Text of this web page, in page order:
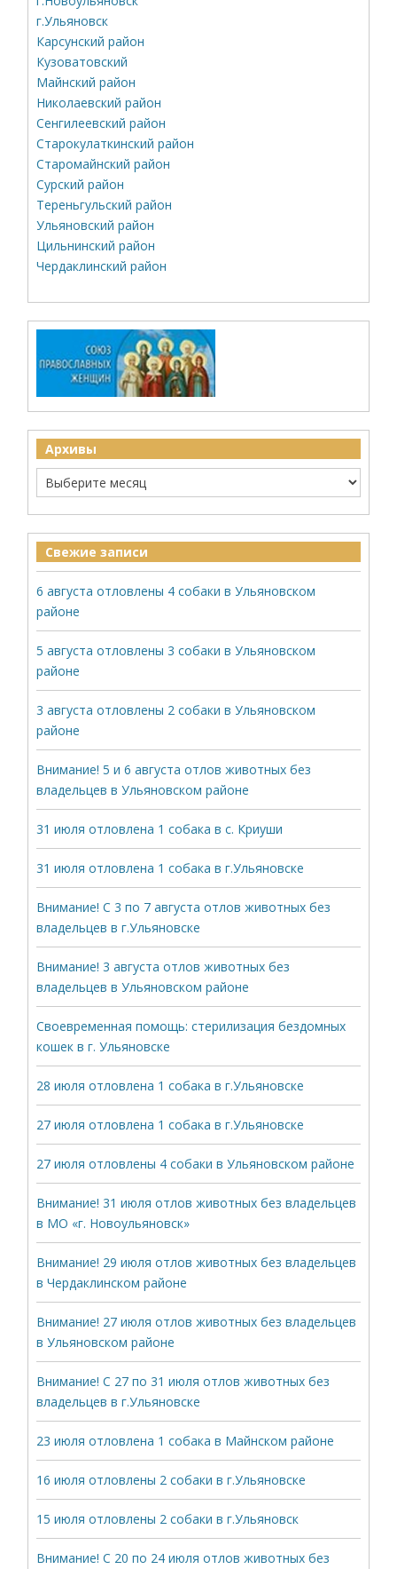
г.Ульяновск
Карсунский район
Кузоватовский
Майнский район
Николаевский район
Сенгилеевский район
Старокулаткинский район
Старомайнский район
Сурский район
Тереньгульский район
Ульяновский район
Цильнинский район
Чердаклинский район
Архивы
Свежие записи
6 августа отловлены 4 собаки в Ульяновском
районе
5 августа отловлены 3 собаки в Ульяновском
районе
3 августа отловлены 2 собаки в Ульяновском
районе
Внимание! 5 и 6 августа отлов животных без
владельцев в Ульяновском районе
31 июля отловлена 1 собака в с. Криуши
31 июля отловлена 1 собака в г.Ульяновске
Внимание! С 3 по 7 августа отлов животных без
владельцев в г.Ульяновске
Внимание! 3 августа отлов животных без
владельцев в Ульяновском районе
Своевременная помощь: стерилизация бездомных
кошек в г. Ульяновске
28 июля отловлена 1 собака в г.Ульяновске
27 июля отловлена 1 собака в г.Ульяновске
27 июля отловлены 4 собаки в Ульяновском районе
Внимание! 31 июля отлов животных без владельцев
в МО «г. Новоульяновск»
Внимание! 29 июля отлов животных без владельцев
в Чердаклинском районе
Внимание! 27 июля отлов животных без владельцев
в Ульяновском районе
Внимание! С 27 по 31 июля отлов животных без
владельцев в г.Ульяновске
23 июля отловлена 1 собака в Майнском районе
16 июля отловлены 2 собаки в г.Ульяновске
15 июля отловлены 2 собаки в г.Ульяновск
Внимание! С 20 по 24 июля отлов животных без